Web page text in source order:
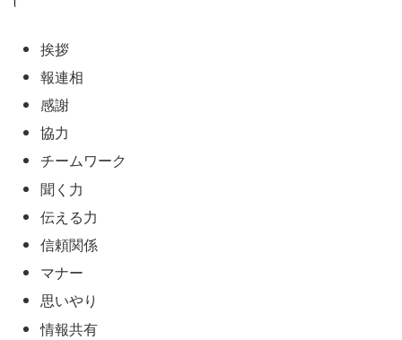
挨拶
報連相
感謝
協力
チームワーク
聞く力
伝える力
信頼関係
マナー
思いやり
情報共有